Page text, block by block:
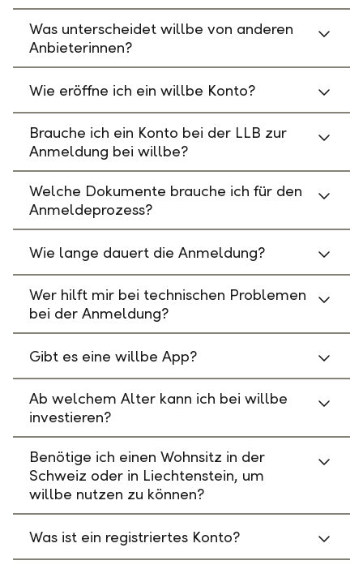
Was unterscheidet willbe von anderen
Anbieterinnen?
Wie eröffne ich ein willbe Konto?
Brauche ich ein Konto bei der LLB zur
Anmeldung bei willbe?
Welche Dokumente brauche ich für den
Anmeldeprozess?
Wie lange dauert die Anmeldung?
Wer hilft mir bei technischen Problemen
bei der Anmeldung?
Gibt es eine willbe App?
Ab welchem Alter kann ich bei willbe
investieren?
Benötige ich einen Wohnsitz in der
Schweiz oder in Liechtenstein, um
willbe nutzen zu können?
Was ist ein registriertes Konto?